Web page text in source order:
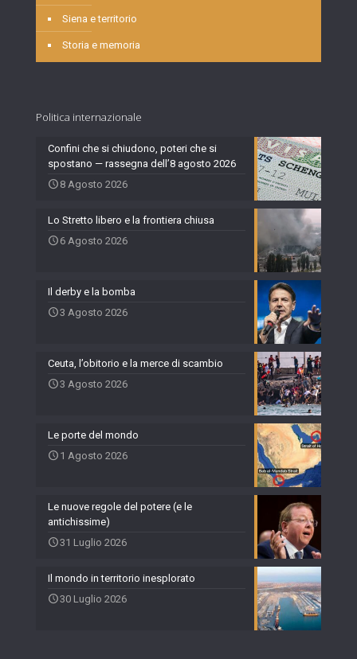
Siena e territorio
Storia e memoria
Politica internazionale
Confini che si chiudono, poteri che si
spostano — rassegna dell’8 agosto 2026
8 Agosto 2026
Lo Stretto libero e la frontiera chiusa
6 Agosto 2026
Il derby e la bomba
3 Agosto 2026
Ceuta, l’obitorio e la merce di scambio
3 Agosto 2026
Le porte del mondo
1 Agosto 2026
Le nuove regole del potere (e le
antichissime)
31 Luglio 2026
Il mondo in territorio inesplorato
30 Luglio 2026